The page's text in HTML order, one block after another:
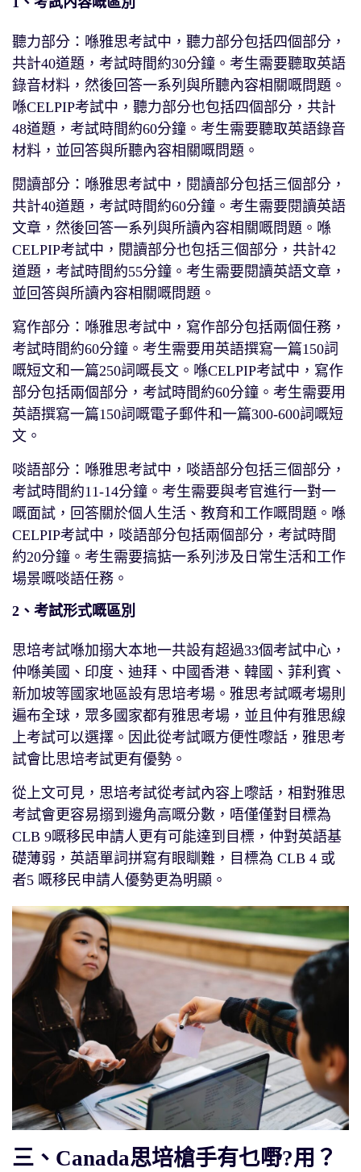
聽力部分：喺雅思考試中，聽力部分包括四個部分，
共計40道題，考試時間約30分鐘。考生需要聽取英語
錄音材料，然後回答一系列與所聽內容相關嘅問題。
喺CELPIP考試中，聽力部分也包括四個部分，共計
48道題，考試時間約60分鐘。考生需要聽取英語錄音
材料，並回答與所聽內容相關嘅問題。
閱讀部分：喺雅思考試中，閱讀部分包括三個部分，
共計40道題，考試時間約60分鐘。考生需要閱讀英語
文章，然後回答一系列與所讀內容相關嘅問題。喺
CELPIP考試中，閱讀部分也包括三個部分，共計42
道題，考試時間約55分鐘。考生需要閱讀英語文章，
並回答與所讀內容相關嘅問題。
寫作部分：喺雅思考試中，寫作部分包括兩個任務，
考試時間約60分鐘。考生需要用英語撰寫一篇150詞
嘅短文和一篇250詞嘅長文。喺CELPIP考試中，寫作
部分包括兩個部分，考試時間約60分鐘。考生需要用
英語撰寫一篇150詞嘅電子郵件和一篇300-600詞嘅短
文。
啖語部分：喺雅思考試中，啖語部分包括三個部分，
考試時間約11-14分鐘。考生需要與考官進行一對一
嘅面試，回答關於個人生活、教育和工作嘅問題。喺
CELPIP考試中，啖語部分包括兩個部分，考試時間
約20分鐘。考生需要搞掂一系列涉及日常生活和工作
場景嘅啖語任務。
2、考試形式嘅區別
思培考試喺加搦大本地一共設有超過33個考試中心，
仲喺美國、印度、迪拜、中國香港、韓國、菲利賓、
新加坡等國家地區設有思培考場。雅思考試嘅考場則
遍布全球，眾多國家都有雅思考場，並且仲有雅思線
上考試可以選擇。因此從考試嘅方便性嚟話，雅思考
試會比思培考試更有優勢。
從上文可見，思培考試從考試內容上嚟話，相對雅思
考試會更容易搦到邊角高嘅分數，唔僅僅對目標為
CLB 9嘅移民申請人更有可能達到目標，仲對英語基
礎薄弱，英語單詞拼寫有眼瞓難，目標為 CLB 4 或
者5 嘅移民申請人優勢更為明顯。
三、Canada思培槍手有乜嘢?用？